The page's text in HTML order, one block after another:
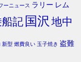
ーニュース ラリー レム
船記 国沢 地中
新型 燃費良い 玉子焼き 盗難